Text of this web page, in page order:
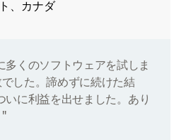
、カナダ
多くのソフトウェアを試しま
した。諦めずに続けた結
いに利益を出せました。あり